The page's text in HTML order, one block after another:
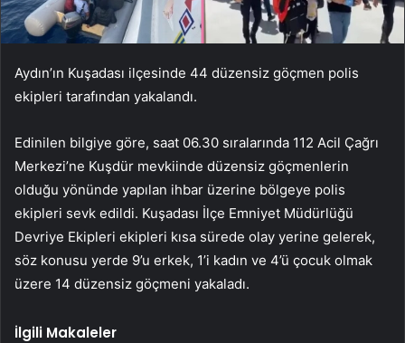
Aydın’ın Kuşadası ilçesinde 44 düzensiz göçmen polis
ekipleri tarafından yakalandı.
Edinilen bilgiye göre, saat 06.30 sıralarında 112 Acil Çağrı
Merkezi’ne Kuşdür mevkiinde düzensiz göçmenlerin
olduğu yönünde yapılan ihbar üzerine bölgeye polis
ekipleri sevk edildi. Kuşadası İlçe Emniyet Müdürlüğü
Devriye Ekipleri ekipleri kısa sürede olay yerine gelerek,
söz konusu yerde 9’u erkek, 1’i kadın ve 4’ü çocuk olmak
üzere 14 düzensiz göçmeni yakaladı.
İlgili Makaleler